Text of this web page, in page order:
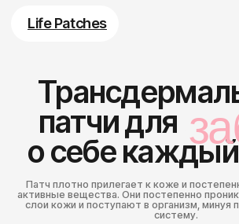
Life Patсhes
Life Patсhes
Каталог
Как это работает
Покупателям
Контакты Как это работает?
Посмотреть все патчи
патчи длязаботыч
о себе каждый день
заботы
Патч плотно прилегает к коже и постепенно высвобождает
активные вещества. Они постепенно проникают через верхние
слои кожи и поступают в организм, минуя пищеварительную
систему.